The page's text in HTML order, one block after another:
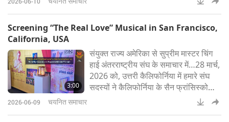
घेरे हुए कैद किया गया (Thanh Niên)“शांति
सुप्रीम मास्टर चिंग हाई (वीगन)
Screening “The Real Love” Musical in San Francisco,
California, USA
3:00
संयुक्त राज्य अमेरिका से सुप्रीम मास्टर चिंग
हाई अंतरराष्ट्रीय संघ के समाचार में…28 मार्च,
2026 को, उत्तरी कैलिफोर्निया में हमारे संघ
सदस्यों ने कैलिफोर्निया के सैन फ्रांसिस्को
स्थित मनोहर फोर्ट मेसन सेंटर में संगीतमय
2026-06-09 चयनित समाचार